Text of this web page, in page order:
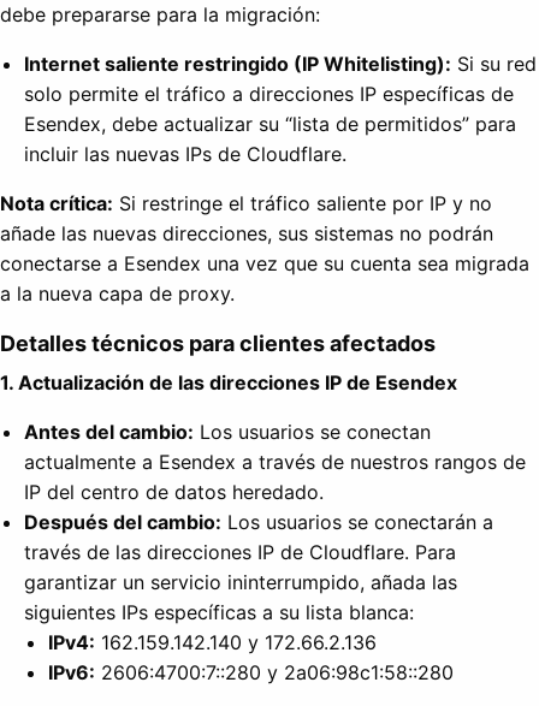
debe prepararse para la migración:
Internet saliente restringido (IP Whitelisting): Si su red
solo permite el tráfico a direcciones IP específicas de
Esendex, debe actualizar su “lista de permitidos” para
incluir las nuevas IPs de Cloudflare.
Nota crítica: Si restringe el tráfico saliente por IP y no
añade las nuevas direcciones, sus sistemas no podrán
conectarse a Esendex una vez que su cuenta sea migrada
a la nueva capa de proxy.
Detalles técnicos para clientes afectados
1. Actualización de las direcciones IP de Esendex
Antes del cambio: Los usuarios se conectan
actualmente a Esendex a través de nuestros rangos de
IP del centro de datos heredado.
Después del cambio: Los usuarios se conectarán a
través de las direcciones IP de Cloudflare. Para
garantizar un servicio ininterrumpido, añada las
siguientes IPs específicas a su lista blanca:
IPv4: 162.159.142.140 y 172.66.2.136
IPv6: 2606:4700:7::280 y 2a06:98c1:58::280